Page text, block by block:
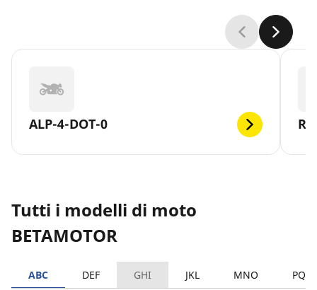
ALP-4-DOT-0
Tutti i modelli di moto
BETAMOTOR
ABC DEF GHI JKL MNO PQRS